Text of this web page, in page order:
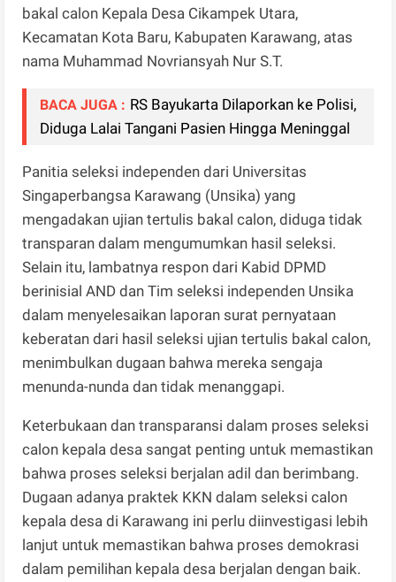
bakal calon Kepala Desa Cikampek Utara,
Kecamatan Kota Baru, Kabupaten Karawang, atas
nama Muhammad Novriansyah Nur S.T.
BACA JUGA : RS Bayukarta Dilaporkan ke Polisi,
Diduga Lalai Tangani Pasien Hingga Meninggal
Panitia seleksi independen dari Universitas
Singaperbangsa Karawang (Unsika) yang
mengadakan ujian tertulis bakal calon, diduga tidak
transparan dalam mengumumkan hasil seleksi.
Selain itu, lambatnya respon dari Kabid DPMD
berinisial AND dan Tim seleksi independen Unsika
dalam menyelesaikan laporan surat pernyataan
keberatan dari hasil seleksi ujian tertulis bakal calon,
menimbulkan dugaan bahwa mereka sengaja
menunda-nunda dan tidak menanggapi.
Keterbukaan dan transparansi dalam proses seleksi
calon kepala desa sangat penting untuk memastikan
bahwa proses seleksi berjalan adil dan berimbang.
Dugaan adanya praktek KKN dalam seleksi calon
kepala desa di Karawang ini perlu diinvestigasi lebih
lanjut untuk memastikan bahwa proses demokrasi
dalam pemilihan kepala desa berjalan dengan baik.